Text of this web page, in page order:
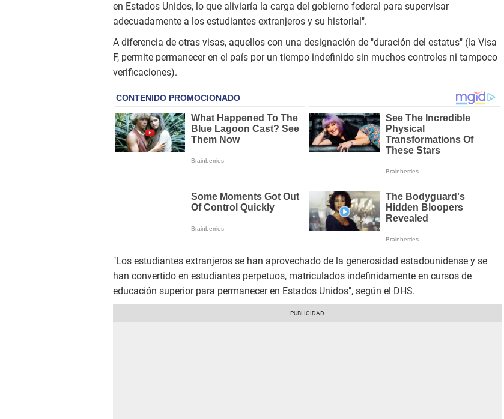
en Estados Unidos, lo que aliviaría la carga del gobierno federal para supervisar
adecuadamente a los estudiantes extranjeros y su historial".
A diferencia de otras visas, aquellos con una designación de "duración del estatus" (la Visa
F, permite permanecer en el país por un tiempo indefinido sin muchos controles ni tampoco
verificaciones).
"Los estudiantes extranjeros se han aprovechado de la generosidad estadounidense y se
han convertido en estudiantes perpetuos, matriculados indefinidamente en cursos de
educación superior para permanecer en Estados Unidos", según el DHS.